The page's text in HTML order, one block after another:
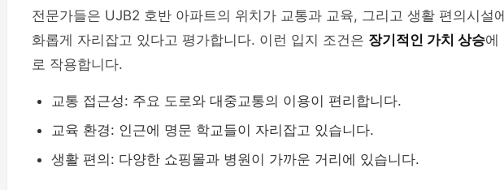
전문가들은 UJB2 호반 아파트의 위치가 교통과 교육, 그리고 생활 편의시설
화롭게 자리잡고 있다고 평가합니다. 이런 입지 조건은 장기적인 가치 상승에
로 작용합니다.
교통 접근성: 주요 도로와 대중교통의 이용이 편리합니다.
교육 환경: 인근에 명문 학교들이 자리잡고 있습니다.
생활 편의: 다양한 쇼핑몰과 병원이 가까운 거리에 있습니다.